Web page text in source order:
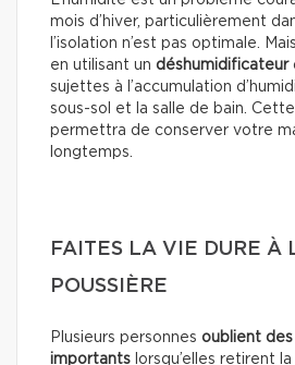
mois d’hiver, particulièrement
l’isolation n’est pas optimale.
en utilisant un déshumidificateur
sujettes à l’accumulation
sous-sol et la salle de bain.
permettra de conserver votre
longtemps.
FAITES LA VIE DURE À
POUSSIÈRE
Plusieurs personnes oublient
importants lorsqu’elles retirent